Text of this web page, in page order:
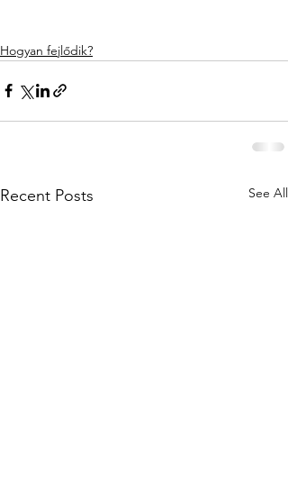
Hogyan fejlődik?
Recent Posts See All